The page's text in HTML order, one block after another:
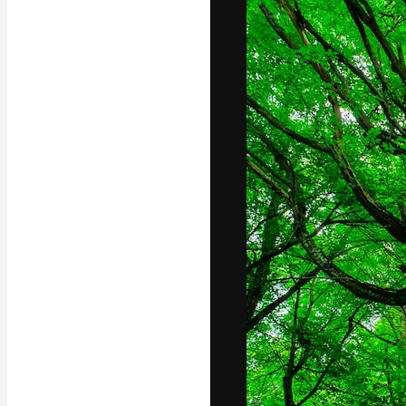
La plataforma
trabajo. Más
entre
estudios.
Español
Copyright ©